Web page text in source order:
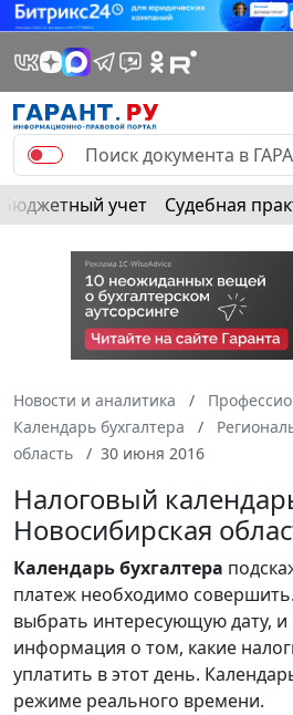
Бюджетный учет Судебная
Новости и аналитика
Календарь бухгалтера
область
30 июня 2016
Налоговый
Новосибирская
Календарьбухгалтера
платеж необходимо
выбрать интересующую дату, и
информация о том, какие
уплатить в этот день.
режиме реального времени.